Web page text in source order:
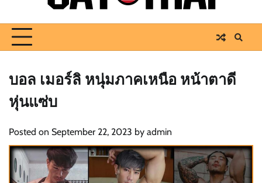
บอล เมอร์ลิ หนุ่มภาคเหนือ หน้าตาดี
หุ่นแซ่บ
Posted on September 22, 2023 by admin